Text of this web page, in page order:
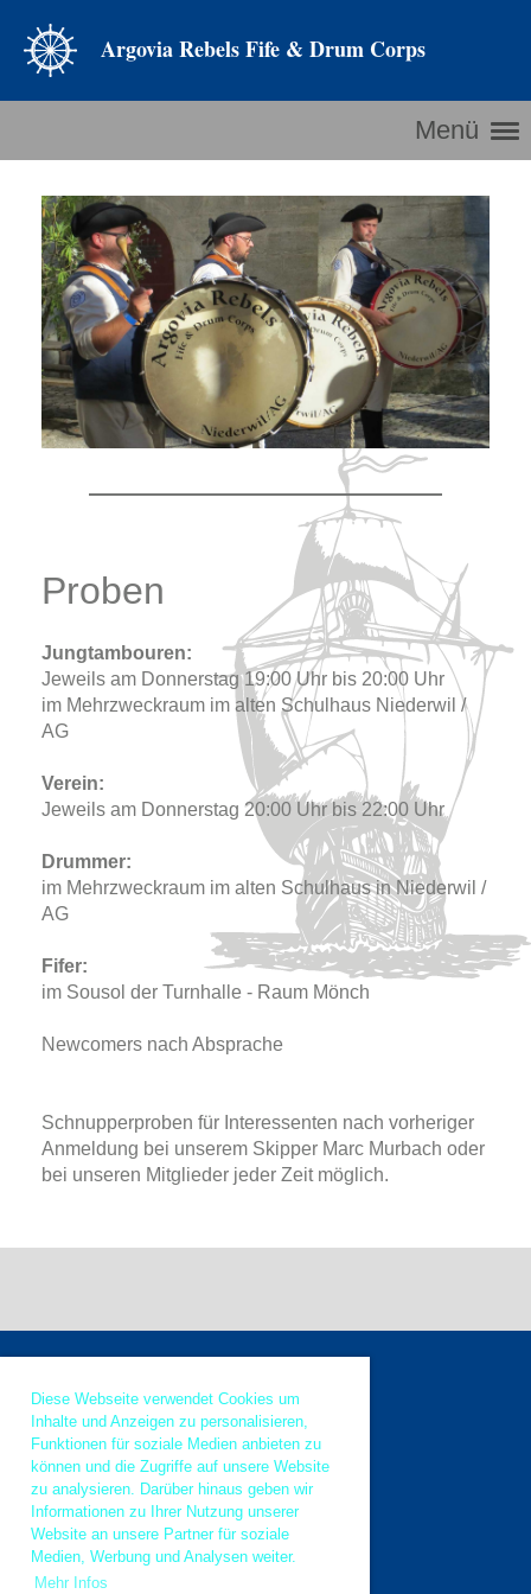
Diese Webseite verwendet Cookies um
Inhalte und Anzeigen zu personalisieren,
Funktionen für soziale Medien anbieten zu
können und die Zugriffe auf unsere Website
zu analysieren. Darüber hinaus geben wir
Informationen zu Ihrer Nutzung unserer
Website an unsere Partner für soziale
Medien, Werbung und Analysen weiter.
Mehr Infos
Argovia Rebels Fife & Drum Corps
Menü
Proben
Jungtambouren:
Jeweils am Donnerstag 19:00 Uhr bis 20:00 Uhr
im Mehrzweckraum im alten Schulhaus Niederwil /
AG
Verein:
Jeweils am Donnerstag 20:00 Uhr bis 22:00 Uhr
Drummer:
im Mehrzweckraum im alten Schulhaus in Niederwil /
AG
Fifer:
im Sousol der Turnhalle - Raum Mönch
Newcomers nach Absprache
Schnupperproben für Interessenten nach vorheriger
Anmeldung bei unserem Skipper Marc Murbach oder
bei unseren Mitglieder jeder Zeit möglich.
© Argovia Rebels